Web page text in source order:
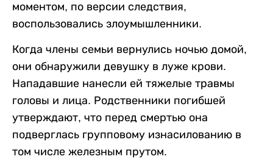
моментом, по версии следствия,
воспользовались злоумышленники.
Когда члены семьи вернулись ночью домой,
они обнаружили девушку в луже крови.
Нападавшие нанесли ей тяжелые травмы
головы и лица. Родственники погибшей
утверждают, что перед смертью она
подверглась групповому изнасилованию в
том числе железным прутом.